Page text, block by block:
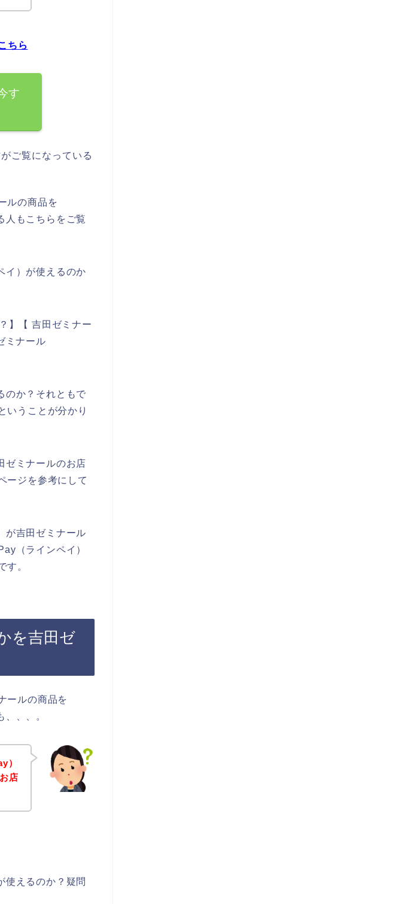
ちら
す
ご覧になっている
ルの商品を
人もこちらをご覧
イ）が使えるのか
】【 吉田ゼミナー
ミナール
のか？それともで
いうことが分かり
ゼミナールのお店
ージを参考にして
が吉田ゼミナール
（ラインペイ）
す。
を吉田ゼ
ールの商品を
、、。
）
店
使えるのか？疑問